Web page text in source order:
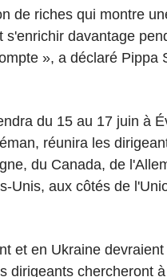
de riches qui montre
davantage
», a déclaré Pippa
du 15 au 17 juin à
réunira les
du Canada, de
Unis, aux côtés de
et en Ukraine
dirigeants chercheront